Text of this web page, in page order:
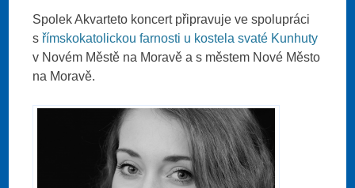
Spolek Akvarteto koncert připravuje ve spolupráci
s římskokatolickou farnosti u kostela svaté Kunhuty
v Novém Městě na Moravě a s městem Nové Město
na Moravě.